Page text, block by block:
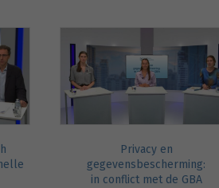
Privacy en
gegevensbescherming:
in conflict met de GBA